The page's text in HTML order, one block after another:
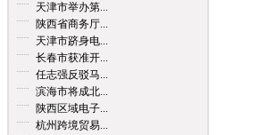
天津市举办第...
陕西省商务厅...
天津市跻身电...
长春市获准开...
任志强反驳马...
滨海市将成北...
陕西区域电子...
杭州跨境贸易...